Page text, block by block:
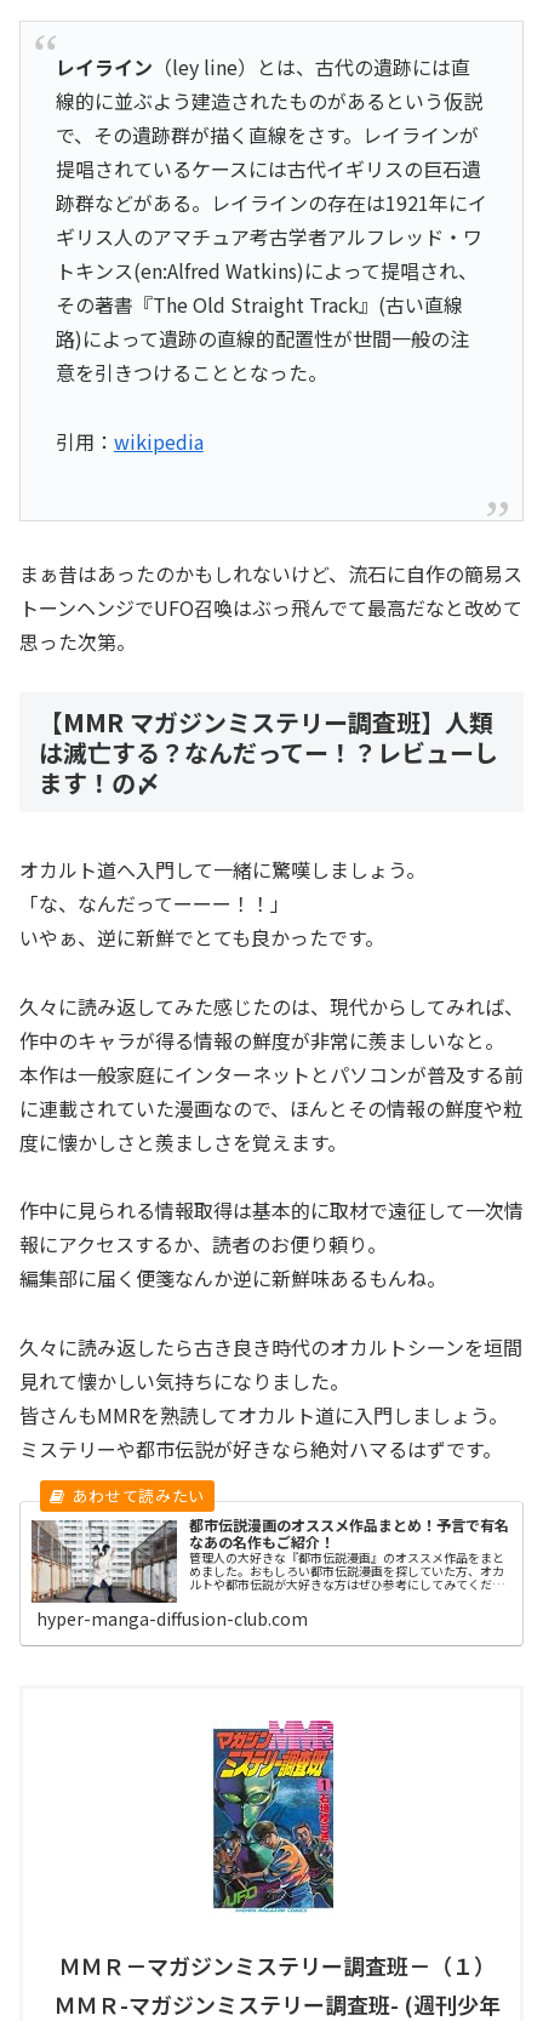
レイライン （ley line）とは、古代の遺跡には直
線的に並ぶよう建造されたものがあるという仮説
で、その遺跡群が描く直線をさす。レイラインが
提唱されているケースには古代イギリスの巨石遺
跡群などがある。レイラインの存在は1921年にイ
ギリス人のアマチュア考古学者アルフレッド・ワ
トキンス(en:Alfred Watkins)によって提唱され、
その著書『The Old Straight Track』(古い直線
路)によって遺跡の直線的配置性が世間一般の注
意を引きつけることとなった。
引用： wikipedia
まぁ昔はあったのかもしれないけど、流石に自作の簡易ス
トーンヘンジでUFO召喚はぶっ飛んでて最高だなと改めて
思った次第。
【MMR マガジンミステリー調査班】人類
は滅亡する？なんだってー！？レビューし
ます！の〆
オカルト道へ入門して一緒に驚嘆しましょう。
「な、なんだってーーー！！」
いやぁ、逆に新鮮でとても良かったです。
久々に読み返してみた感じたのは、現代からしてみれば、
作中のキャラが得る情報の鮮度が非常に羨ましいなと。
本作は一般家庭にインターネットとパソコンが普及する前
に連載されていた漫画なので、ほんとその情報の鮮度や粒
度に懐かしさと羨ましさを覚えます。
作中に見られる情報取得は基本的に取材で遠征して一次情
報にアクセスするか、読者のお便り頼り。
編集部に届く便箋なんか逆に新鮮味あるもんね。
久々に読み返したら古き良き時代のオカルトシーンを垣間
見れて懐かしい気持ちになりました。
皆さんもMMRを熟読してオカルト道に入門しましょう。
ミステリーや都市伝説が好きなら絶対ハマるはずです。
都市伝説漫画のオススメ作品まとめ！予言で有名
なあの名作もご紹介！
管理人の大好きな『都市伝説漫画』のオススメ作品をまと
めました。おもしろい都市伝説漫画を探していた方、オカ
ルトや都市伝説が大好きな方はぜひ参考にしてみてくださ
ページへ飛びます作者龍幸伸掲...
hyper-manga-diffusion-club.com
ＭＭＲ－マガジンミステリー調査班－（１）
ＭＭＲ-マガジンミステリー調査班- (週刊少年